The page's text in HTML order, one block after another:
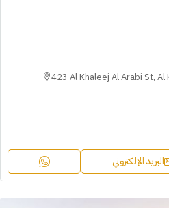
423 Al Khaleej Al Arabi St,
الإلكتروني